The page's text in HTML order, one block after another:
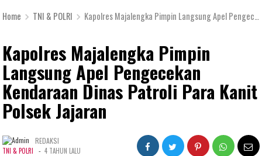
Home TNI & POLRI Kapolres Majalengka Pimpin Langsung Apel Pengecekan Kendaraan Dinas Patroli Para Kanit Polsek Jajaran
Kapolres Majalengka Pimpin
Langsung Apel Pengecekan
Kendaraan Dinas Patroli Para Kanit
Polsek Jajaran
REDAKSI
TNI & POLRI - 4 TAHUN LALU